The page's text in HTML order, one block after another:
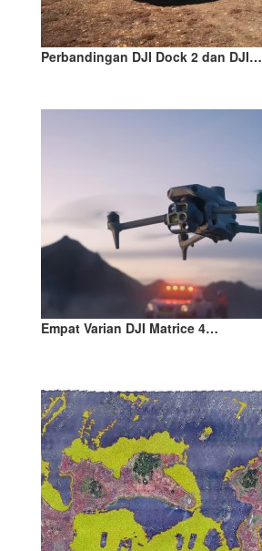
Perbandingan DJI Dock 2 dan DJI…
Empat Varian DJI Matrice 4…